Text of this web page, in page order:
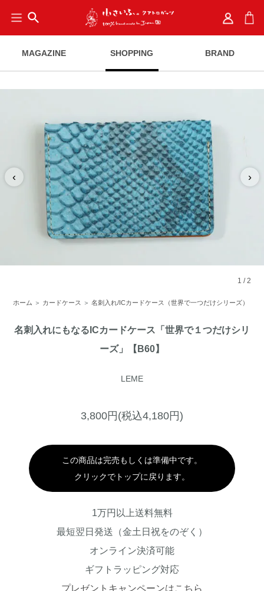
search
MAGAZINE SHOPPING BRAND
‹ ›
1 /2
ホーム ＞ カードケース ＞名刺入れ/ICカードケース（世界で一つだけシリーズ）
名刺入れにもなるICカードケース「世界で１つだけシリ
ーズ」【B60】
LEME
3,800円(税込4,180円)
この商品は完売もしくは準備中です。
クリックでトップに戻ります。
1万円以上送料無料
最短翌日発送（金土日祝をのぞく）
オンライン決済可能
ギフトラッピング対応
プレゼントキャンペーンはこちら